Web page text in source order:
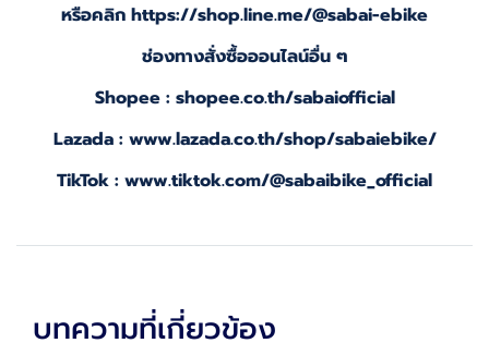
หรือคลิก https://shop.line.me/@sabai-ebike
ช่องทางสั่งซื้อออนไลน์อื่น ๆ
Shopee : shopee.co.th/sabaiofficial
Lazada : www.lazada.co.th/shop/sabaiebike/
TikTok : www.tiktok.com/@sabaibike_official
บทความที่เกี่ยวข้อง